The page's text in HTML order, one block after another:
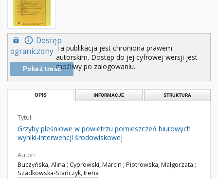
Dostęp
ograniczony
Pokaż treść
Ta publikacja jest chroniona prawem
autorskim. Dostęp do jej cyfrowej wersji jest
możliwy po zalogowaniu.
OPIS INFORMACJE STRUKTURA
Tytuł:
Grzyby pleśniowe w powietrzu pomieszczeń biurowych
wyniki-interwencji środowiskowej
Autor:
Buczyńska, Alina ; Cyprowski, Marcin ; Piotrowska, Małgorzata ;
Szadkowska-Stańczyk, Irena